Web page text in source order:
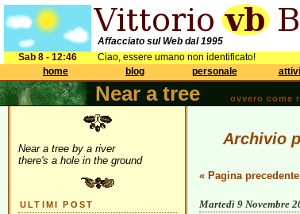
Affacciato sul Web dal 1995
Sab 8 - 12:46
Ciao, essere umano non identificato!
home
blog personale
Near a tree ovvero come
Near a tree by a river
there's a hole in the ground
ULTIMI POST
Archivio
« Pagina precedente
Martedì 9 Novembre